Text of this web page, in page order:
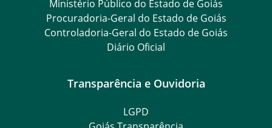
Ministério Público do Estado de Goiás
Procuradoria-Geral do Estado de Goiás
Controladoria-Geral do Estado de Goiás
Diário Oficial
Transparência e Ouvidoria
LGPD